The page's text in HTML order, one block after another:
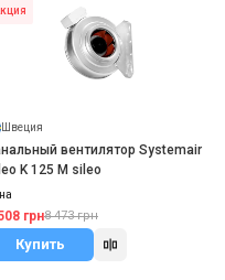
Швеция
вентилятор Systemair
K 125 M sileo
грн8 473 грн
Купить